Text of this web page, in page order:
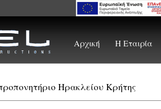
Αρχική Η Εταιρία
Ηρακλείου Κρήτης